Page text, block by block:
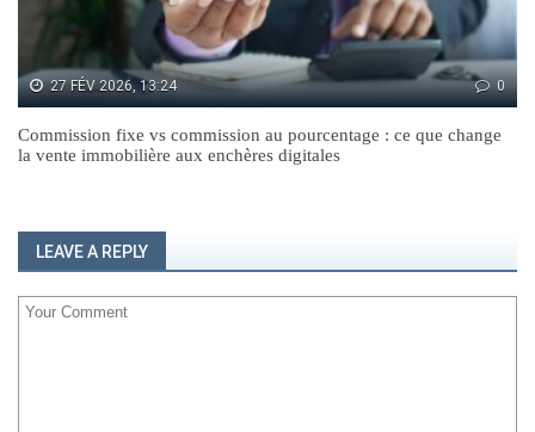
27 FÉV 2026, 13:24 0
Commission fixe vs commission au pourcentage : ce que change
la vente immobilière aux enchères digitales
LEAVE A REPLY